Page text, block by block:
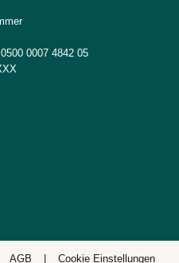
0007 4842 05
AGB Cookie Einstellungen